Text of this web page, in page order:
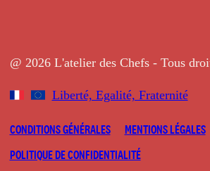
@ 2026 L'atelier des Chefs - Tous
Liberté, Egalité, Fraternité
CONDITIONS GÉNÉRALES
MENTIONS LÉGALES
POLITIQUE DE CONFIDENTIALITÉ